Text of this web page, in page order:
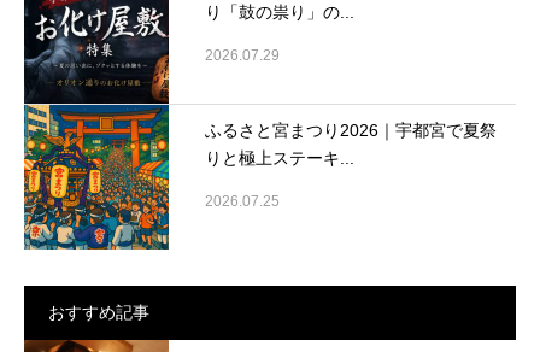
り「鼓の祟り」の...
2026.07.29
ふるさと宮まつり2026｜宇都宮で夏祭
りと極上ステーキ...
2026.07.25
おすすめ記事